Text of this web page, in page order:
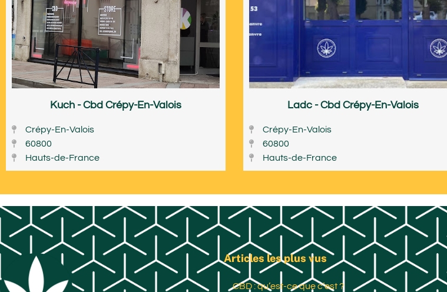
Kuch - Cbd Crépy-En-Valois
Crépy-En-Valois
60800
Hauts-de-France
Ladc - Cbd Crépy-En-Valois
Crépy-En-Valois
60800
Hauts-de-France
Articles les plus vus
CBD : qu’est-ce que c’est ?